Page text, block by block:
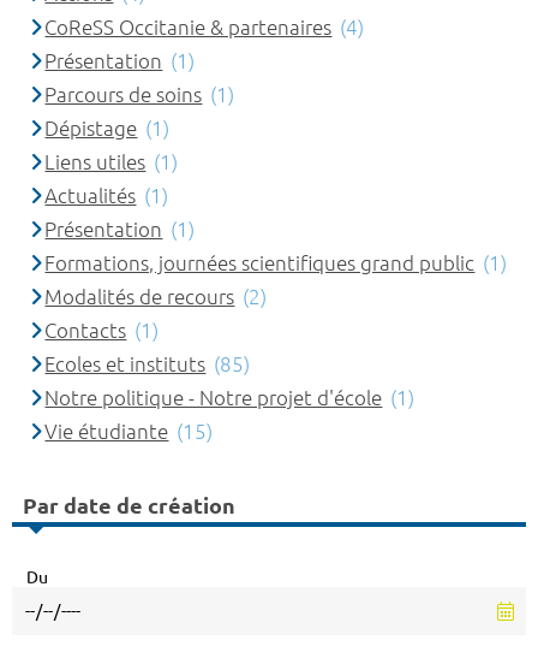
CoReSS Occitanie & partenaires (4)
Présentation (1)
Parcours de soins (1)
Dépistage (1)
Liens utiles (1)
Actualités (1)
Présentation (1)
Formations, journées scientifiques grand public (1)
Modalités de recours (2)
Contacts (1)
Ecoles et instituts (85)
Notre politique - Notre projet d'école (1)
Vie étudiante (15)
Par date de création
Du